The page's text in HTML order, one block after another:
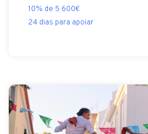
10% de 5 600€
24 dias para apoiar